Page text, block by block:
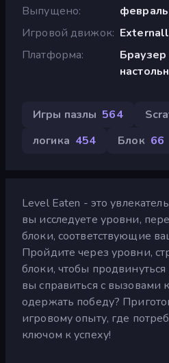
Выпущено
Игровой движок
Платформа
Браузер
Игры пазлы 564
логика 454 Блок 66
Level Eaten - это
вы исследуете уровни,
блоки, соответствующие
Пройдите через уровни,
блоки, чтобы
вы справиться с вызовами
одержать победу?
игровому опыту, где
ключом к успеху!